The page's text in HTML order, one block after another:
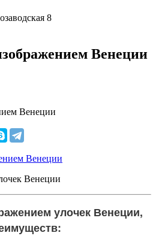
8
Венеции
Венеции
Венеции
улочек Венеции,